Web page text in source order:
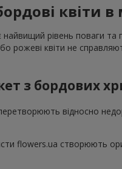
квіти в
рівень поваги та
рожеві квіти не
з бордових
відносно
flowers.ua створюють